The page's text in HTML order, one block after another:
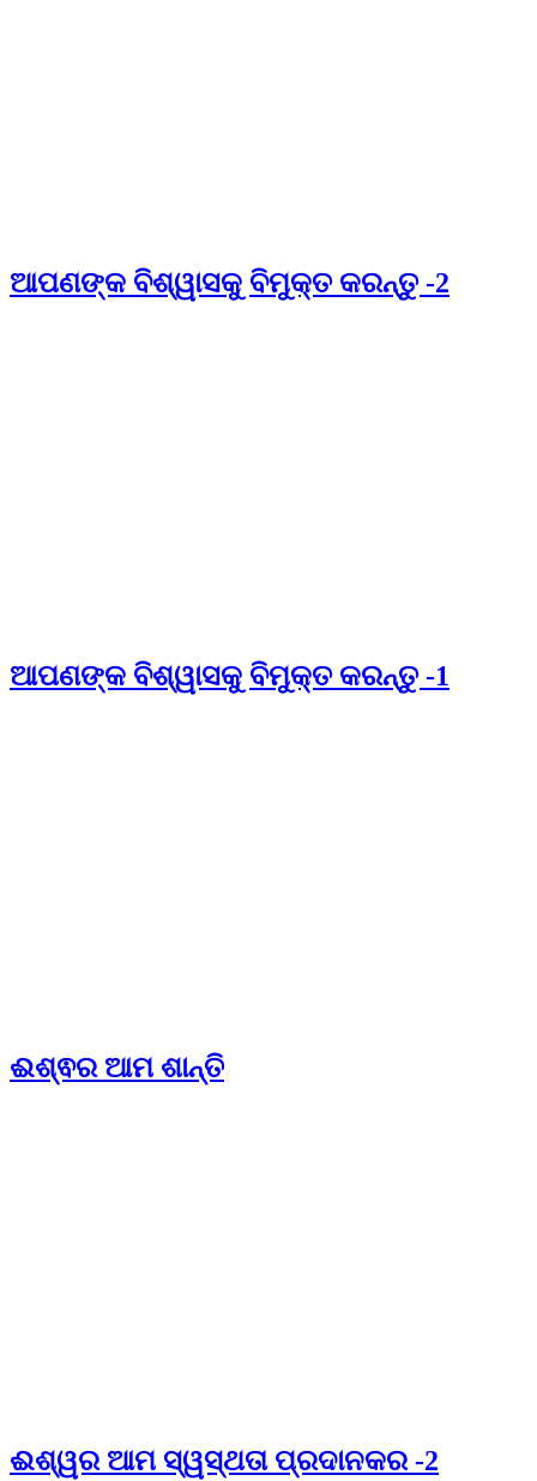
ଆପଣଙ୍କ ବିଶ୍ୱାସକୁ ବିମୁକ୍ତ କରନ୍ତୁ -2
ଆପଣଙ୍କ ବିଶ୍ୱାସକୁ ବିମୁକ୍ତ କରନ୍ତୁ -1
ଈଶ୍ଵର ଆମ ଶାନ୍ତି
ଈଶ୍ୱର ଆମ ସ୍ୱସ୍ଥତା ପ୍ରଦାନକର -2